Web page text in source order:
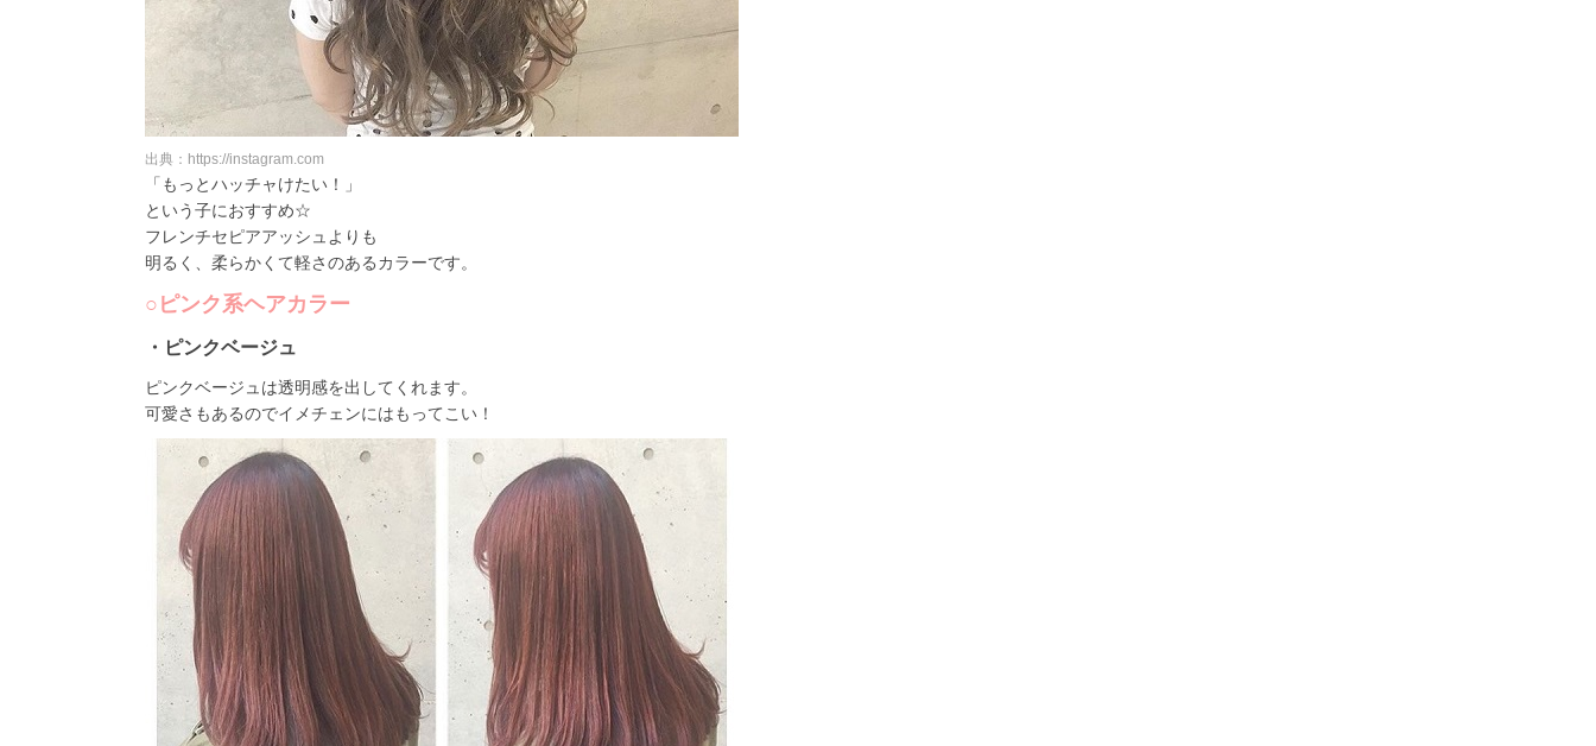
出典：https://instagram.com
「もっとハッチャけたい！」
という子におすすめ☆
フレンチセピアアッシュよりも
明るく、柔らかくて軽さのあるカラーです。
○ピンク系ヘアカラー
・ピンクベージュ
ピンクベージュは透明感を出してくれます。
可愛さもあるのでイメチェンにはもってこい！